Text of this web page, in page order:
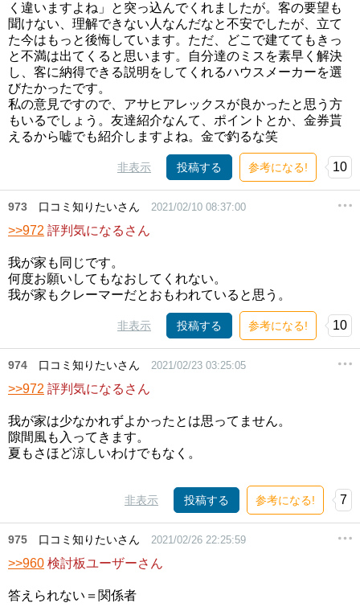
く違いますよね」と突っ込んでくれましたが。客の要望も
聞けない、理解できない人なんだなと不安でしたが、立て
た今はもっと後悔しています。ただ、どこで建ててもきっ
と不満は出てくると思います。自分達のミスを素早く解決
し、客に納得できる説明をしてくれるハウスメーカーを選
びたかったです。
私の意見ですので、アサヒアレックスが良かったと思う方
もいるでしょう。友達紹介なんて、ポイントとか、金券貰
えるから嘘でも紹介しますよね。金で釣るな笑
非表示 投稿する 参考になる! 10
973 口コミ知りたいさん 2021/02/10 08:37:00
>>972 評判気になるさん
我が家も同じです。
何度お願いしてもなおしてくれない。
我が家もクレーマーだとおもわれていると思う。
非表示 投稿する 参考になる! 10
974 口コミ知りたいさん 2021/02/23 03:25:05
>>972 評判気になるさん
我が家は少なかれずよかったとは思ってません。
隙間風も入ってきます。
夏もさほど涼しいわけでもなく。
非表示 投稿する 参考になる! 7
975 口コミ知りたいさん 2021/02/26 22:25:59
>>960 検討板ユーザーさん
答えられない＝関係者